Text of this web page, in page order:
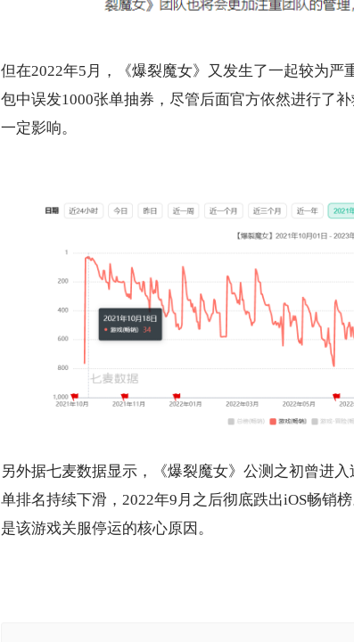
但在2022年5月，《爆裂魔女》又发生了一起较为严
包中误发1000张单抽券，尽管后面官方依然进行了
一定影响。
另外据七麦数据显示，《爆裂魔女》公测之初曾进
单排名持续下滑，2022年9月之后彻底跌出iOS畅销
是该游戏关服停运的核心原因。